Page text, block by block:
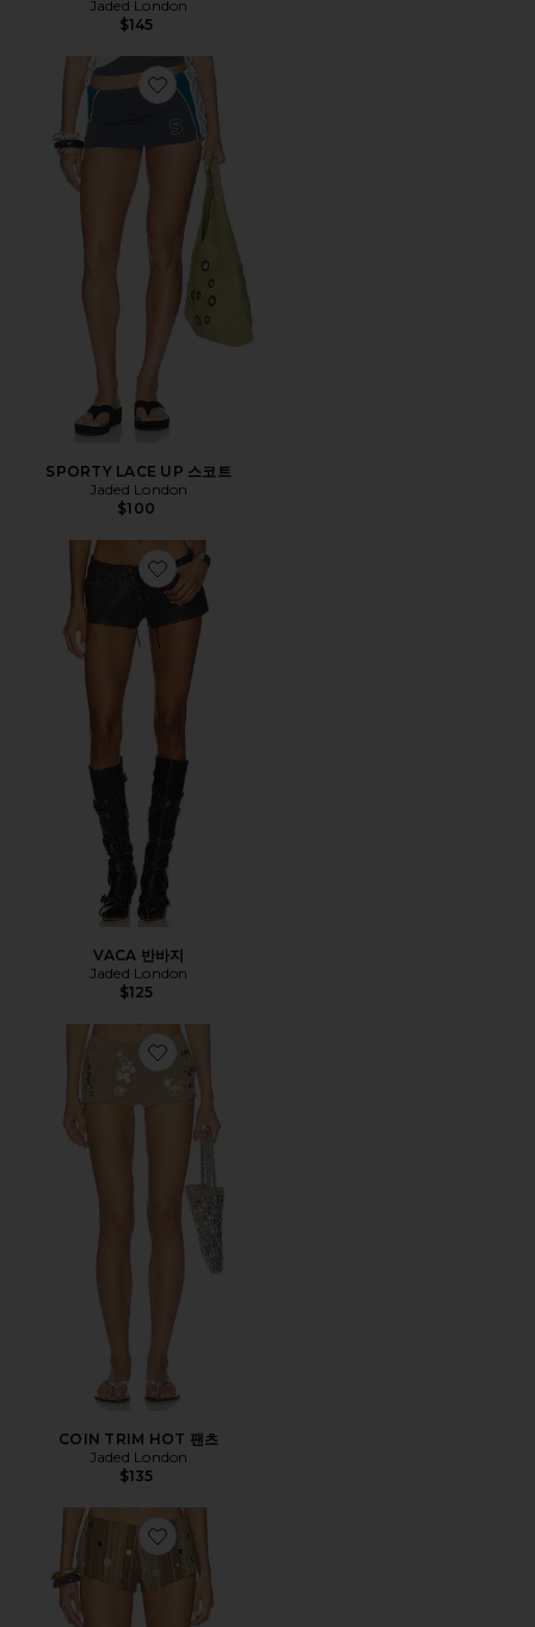
Jaded London
$145
Favorite SPORTY LACE UP 스코트
SPORTY LACE UP 스코트
Jaded London
$100
Favorite VACA 반바지
VACA 반바지
Jaded London
$125
COIN TRIM HOT 팬츠
Jaded London
$135
Favorite STRIPE MIRROR TRIM 반바지